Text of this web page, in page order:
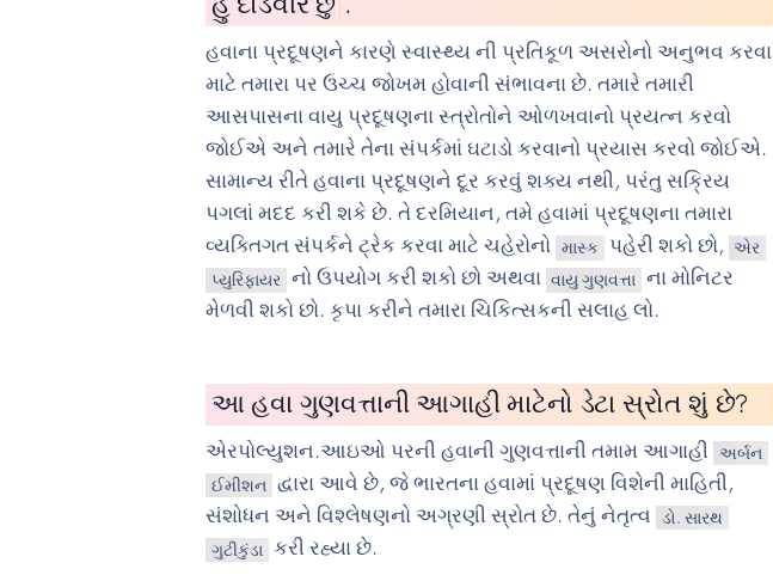
હવાના પ્રદૂષણને કારણે સ્વાસ્થ્ય ની પ્રતિકૂળ અસરોનો અનુભવ કરવા
માટે તમારા પર ઉચ્ચ જોખમ હોવાની સંભાવના છે. તમારે તમારી
આસપાસના વાયુ પ્રદૂષણના સ્ત્રોતોને ઓળખવાનો પ્રયત્ન કરવો
જોઈએ અને તમારે તેના સંપર્કમાં ઘટાડો કરવાનો પ્રયાસ કરવો જોઈએ.
સામાન્ય રીતે હવાના પ્રદૂષણને દૂર કરવું શક્ય નથી, પરંતુ સક્રિય
પગલાં મદદ કરી શકે છે. તે દરમિયાન, તમે હવામાં પ્રદૂષણના તમારા
વ્યક્તિગત સંપર્કને ટ્રેક કરવા માટે ચહેરોનો માસ્ક પહેરી શકો છો, એર
પ્યુરિફાયર
નો ઉપયોગ કરી શકો છો અથવા વાયુ ગુણવત્તા
ના મોનિટર
મેળવી શકો છો. કૃપા કરીને તમારા ચિકિત્સકની સલાહ લો.
આ હવા ગુણવત્તાની આગાહી માટેનો ડેટા સ્રોત શું છે?
એરપોલ્યુશન.આઇઓ પરની હવાની ગુણવત્તાની તમામ આગાહી
અર્બન
ઈમીશન
દ્વારા આવે છે, જે ભારતના હવામાં પ્રદૂષણ વિશેની માહિતી,
સંશોધન અને વિશ્લેષણનો અગ્રણી સ્રોત છે. તેનું નેતૃત્વ
ડો. સારથ
ગુટીકુંડા
કરી રહ્યા છે.